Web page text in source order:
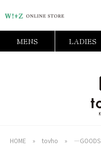
MENS LADIES
HOME » tovho » ―GOODS